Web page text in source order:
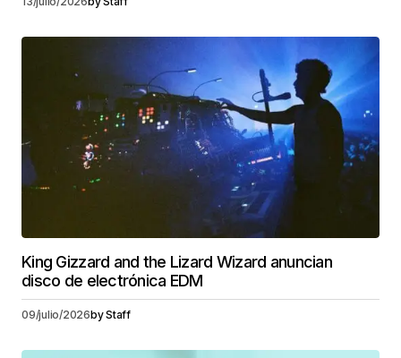
King Gizzard and the Lizard Wizard anuncian
disco de electrónica EDM
09/julio/2026byStaff